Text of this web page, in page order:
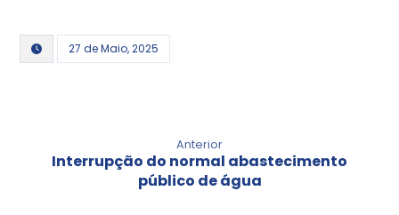
27 de Maio, 2025
Anterior
Interrupção do normal abastecimento
público de água